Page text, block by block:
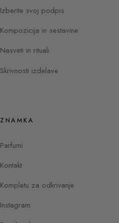
Izberite svoj podpis
Kompozicija in sestavine
Nasveti in rituali
Skrivnosti izdelave
ZNAMKA
Parfumi
Kontakt
Kompletu za odkrivanje
Instagram